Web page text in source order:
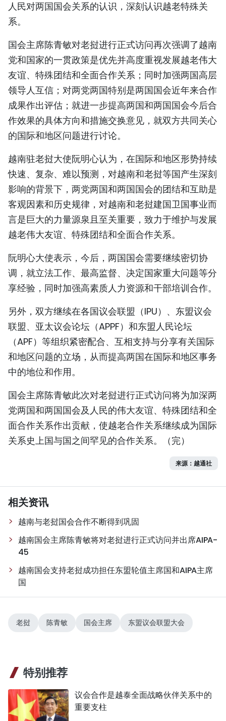
人民对两国国会关系的认识，深刻认识越老特殊关
系。
国会主席陈青敏对老挝进行正式访问再次强调了越南
党和国家的一贯政策是优先并高度重视发展越老伟大
友谊、特殊团结和全面合作关系；同时加强两国高层
领导人互信；对两党两国特别是两国国会近年来合作
成果作出评估；就进一步提高两国和两国国会今后合
作效果的具体方向和措施交换意见，就双方共同关心
的国际和地区问题进行讨论。
越南驻老挝大使阮明心认为，在国际和地区形势持续
快速、复杂、难以预测，对越南和老挝等国产生深刻
影响的背景下，两党两国和两国国会的团结和互助是
客观因素和历史规律，对越南和老挝建国卫国事业而
言是巨大的力量源泉且至关重要，致力于维护与发展
越老伟大友谊、特殊团结和全面合作关系。
阮明心大使表示，今后，两国国会需要继续密切协
调，就立法工作、最高监督、决定国家重大问题等分
享经验，同时加强高素质人力资源和干部培训合作。
另外，双方继续在各国议会联盟（IPU）、东盟议会
联盟、亚太议会论坛（APPF）和东盟人民论坛
（APF）等组织紧密配合、互相支持与分享有关国际
和地区问题的立场，从而提高两国在国际和地区事务
中的地位和作用。
国会主席陈青敏此次对老挝进行正式访问将为加深两
党两国和两国国会及人民的伟大友谊、特殊团结和全
面合作关系作出贡献，使越老合作关系继续成为国际
关系史上国与国之间罕见的合作关系。（完）
来源：越通社
相关资讯
越南与老挝国会合作不断得到巩固
越南国会主席陈青敏将对老挝进行正式访问并出席AIPA-
45
越南国会支持老挝成功担任东盟轮值主席国和AIPA主席
国
老挝 陈青敏 国会主席 东盟议会联盟大会
特别推荐
议会合作是越泰全面战略伙伴关系中的
重要支柱